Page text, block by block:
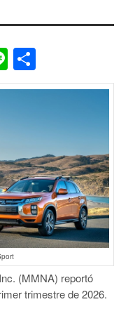
Line
(MMNA) reportó
trimestre de 2026.